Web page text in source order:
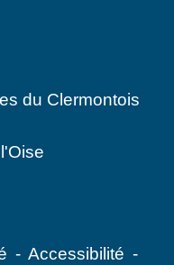
du Clermontois
- Accessibilité -